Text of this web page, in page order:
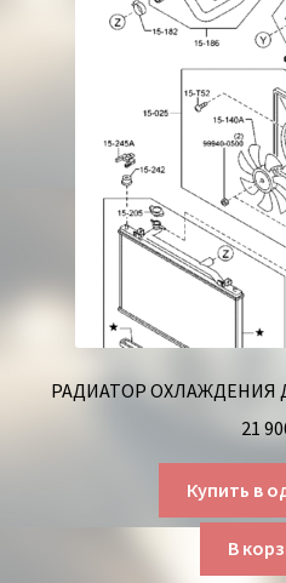
РАДИАТОР ОХЛАЖДЕНИЯ
21
Купить в
В